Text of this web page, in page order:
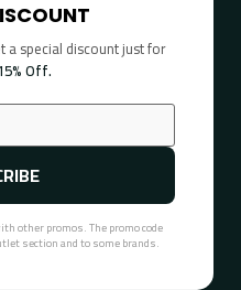
a special discount just for
Off.
other promos. The promo code
section and to some brands.